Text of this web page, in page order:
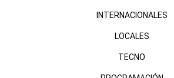
INTERNACIONALES
LOCALES
TECNO